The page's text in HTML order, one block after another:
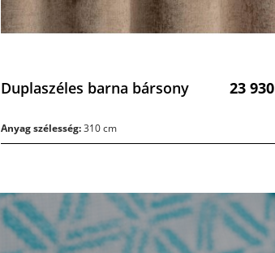
Duplaszéles barna bársony 23 930
Anyag szélesség:310 cm